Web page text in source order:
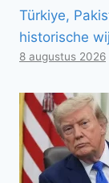
Türkiye,
historische
8 augustus 2026